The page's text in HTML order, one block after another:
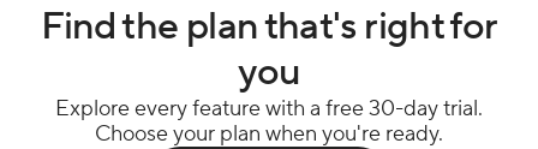
Find the plan that's right for
you
Explore every feature with a free 30-day trial.
Choose your plan when you're ready.